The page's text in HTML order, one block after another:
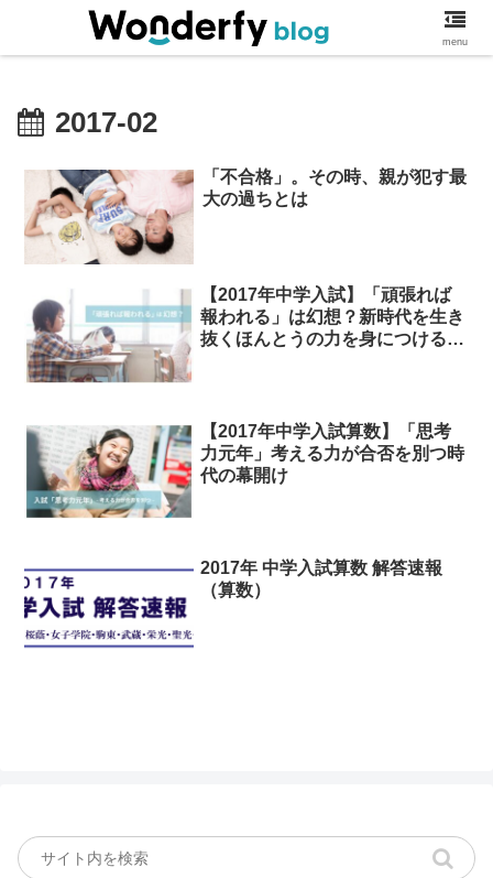
ワンダーファイブログ
2017-02
「不合格」。その時、親が犯す最
大の過ちとは
【2017年中学入試】「頑張れば
報われる」は幻想？新時代を生き
抜くほんとうの力を身につけるた
【2017年中学入試算数】「思考
力元年」考える力が合否を別つ時
代の幕開け
2017年 中学入試算数 解答速報
（算数）
menu